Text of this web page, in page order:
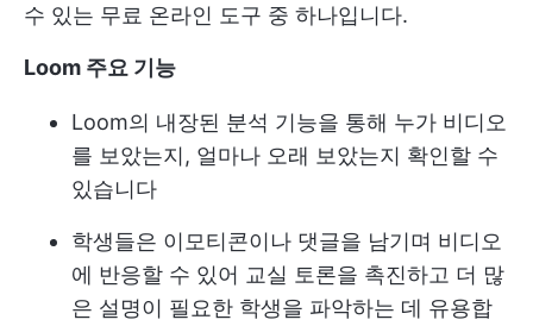
수 있는 무료 온라인 도구 중 하나입니다.
Loom 주요 기능
Loom의 내장된 분석 기능을 통해 누가 비디오
를 보았는지, 얼마나 오래 보았는지 확인할 수
있습니다
학생들은 이모티콘이나 댓글을 남기며 비디오
에 반응할 수 있어 교실 토론을 촉진하고 더 많
은 설명이 필요한 학생을 파악하는 데 유용합